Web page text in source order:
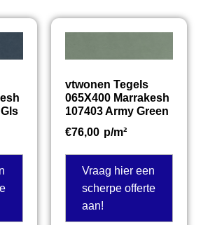
vtwonen Tegels
065X400 Marrakesh
107403 Army Green
€76,00 p/m²
Vraag hier een
scherpe offerte
aan!